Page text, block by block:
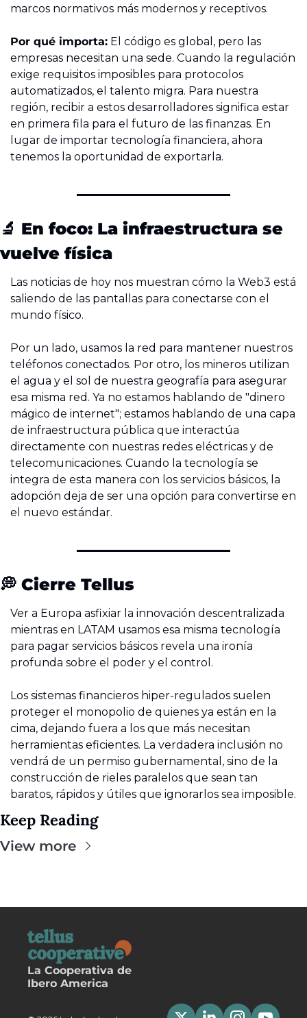
marcos normativos más modernos y receptivos.
Por qué importa: El código es global, pero las
empresas necesitan una sede. Cuando la regulación
exige requisitos imposibles para protocolos
automatizados, el talento migra. Para nuestra
región, recibir a estos desarrolladores significa estar
en primera fila para el futuro de las finanzas. En
lugar de importar tecnología financiera, ahora
tenemos la oportunidad de exportarla.
🔬 En foco: La infraestructura se
vuelve física
Las noticias de hoy nos muestran cómo la Web3 está
saliendo de las pantallas para conectarse con el
mundo físico.
Por un lado, usamos la red para mantener nuestros
teléfonos conectados. Por otro, los mineros utilizan
el agua y el sol de nuestra geografía para asegurar
esa misma red. Ya no estamos hablando de "dinero
mágico de internet"; estamos hablando de una capa
de infraestructura pública que interactúa
directamente con nuestras redes eléctricas y de
telecomunicaciones. Cuando la tecnología se
integra de esta manera con los servicios básicos, la
adopción deja de ser una opción para convertirse en
el nuevo estándar.
💭 Cierre Tellus
Ver a Europa asfixiar la innovación descentralizada
mientras en LATAM usamos esa misma tecnología
para pagar servicios básicos revela una ironía
profunda sobre el poder y el control.
Los sistemas financieros hiper-regulados suelen
proteger el monopolio de quienes ya están en la
cima, dejando fuera a los que más necesitan
herramientas eficientes. La verdadera inclusión no
vendrá de un permiso gubernamental, sino de la
construcción de rieles paralelos que sean tan
baratos, rápidos y útiles que ignorarlos sea imposible.
Keep Reading
View more
La Cooperativa de
Ibero America